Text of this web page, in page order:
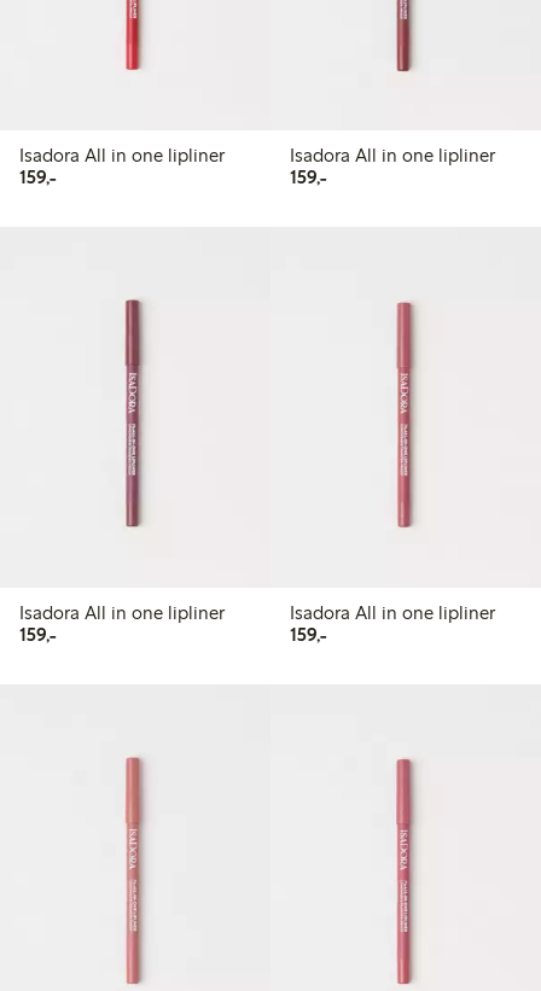
Isadora All in one lipliner
159,-159,00 kr
Isadora All in one lipliner
159,-159,00 kr
Isadora All in one lipliner
159,-159,00 kr
Isadora All in one lipliner
159,-159,00 kr